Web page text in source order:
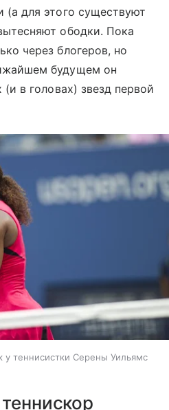
(а для этого существуют
ободки. Пока
через блогеров, но
будущем он
(и в головах) звезд первой
у теннисистки Серены Уильямс